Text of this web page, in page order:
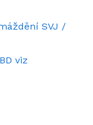
SVJ /
viz